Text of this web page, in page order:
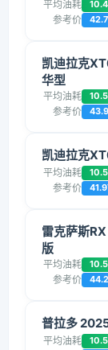
平均油耗
参考价 42.7
凯迪拉克
华型
平均油耗
参考价
凯迪拉克
平均油耗
参考价
雷克萨斯
版
平均油耗
参考价 44.2
普拉多
平均油耗